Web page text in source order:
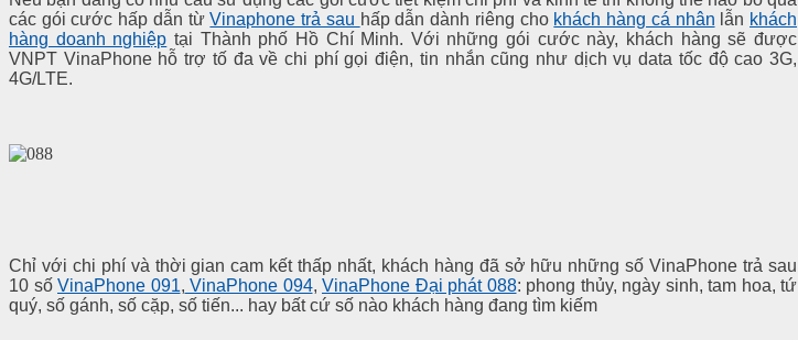
các gói cước hấp dẫn từVinaphone trả sau hấp dẫn dành riêng cho khách hàng cá nhân lẫn khách
hàng doanh nghiệp tại Thành phố Hồ Chí Minh. Với những gói cước này, khách hàng sẽ được
VNPT VinaPhone hỗ trợ tố đa về chi phí gọi điện, tin nhắn cũng như dịch vụ data tốc độ cao 3G,
4G/LTE.
Chỉ với chi phí và thời gian cam kết thấp nhất, khách hàng đã sở hữu những số VinaPhone trả sau
10 số VinaPhone 091, VinaPhone 094, VinaPhone Đại phát 088: phong thủy, ngày sinh, tam hoa, tứ
quý, số gánh, số cặp, số tiến... hay bất cứ số nào khách hàng đang tìm kiếm